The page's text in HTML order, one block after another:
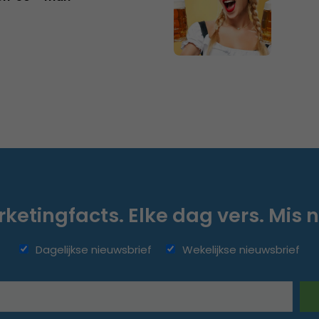
Elke dag vers. Mis
Dagelijkse nieuwsbrief Wekelijkse nieuwsbrief